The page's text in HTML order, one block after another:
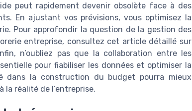
peut rapidement devenir obsolète face à des
En ajustant vos prévisions, vous optimisez la
Pour approfondir la question de la gestion des
entreprise, consultez cet article détaillé sur
n’oubliez pas que la collaboration entre les
pour fiabiliser les données et optimiser la
dans la construction du budget pourra mieux
la réalité de l’entreprise.